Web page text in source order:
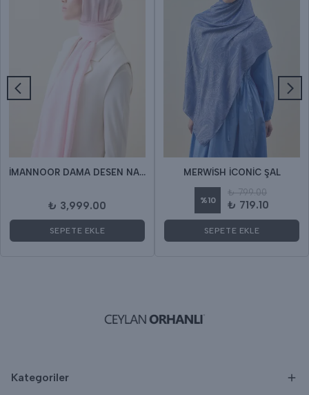
İMANNOOR DAMA DESEN NAİA ŞAL
₺ 3,999.00
SEPETE EKLE
MERWİSH İCONİC ŞAL
%10
₺ 799.00
₺ 719.10
SEPETE EKLE
Kategoriler